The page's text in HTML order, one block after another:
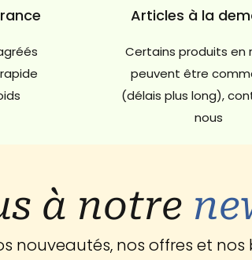
Articles à la
Certains produits en
peuvent être
(délais plus long),
nous
à notre
nouveautés, nos offres et nos